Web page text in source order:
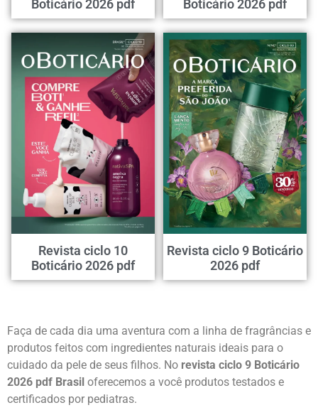
Boticário 2026 pdf Boticário 2026 pdf
Revista ciclo 10
Boticário 2026 pdf
Revista ciclo 9 Boticário
2026 pdf
Faça de cada dia uma aventura com a linha de fragrâncias e
produtos feitos com ingredientes naturais ideais para o
cuidado da pele de seus filhos. No revista ciclo 9 Boticário
2026 pdf Brasil oferecemos a você produtos testados e
certificados por pediatras.